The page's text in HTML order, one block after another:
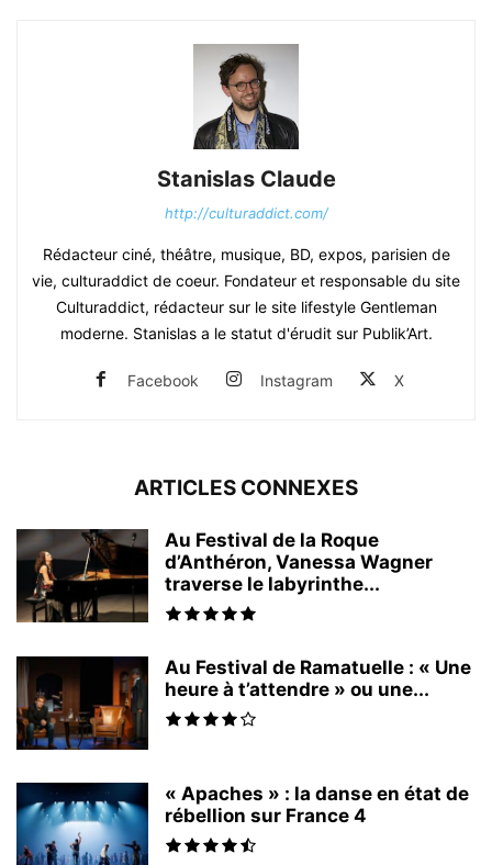
Stanislas Claude
http://culturaddict.com/
Rédacteur ciné, théâtre, musique, BD, expos, parisien de
vie, culturaddict de coeur. Fondateur et responsable du site
Culturaddict, rédacteur sur le site lifestyle Gentleman
moderne. Stanislas a le statut d'érudit sur Publik’Art.
Facebook Instagram X
ARTICLES CONNEXES
Au Festival de la Roque
d’Anthéron, Vanessa Wagner
traverse le labyrinthe...
Au Festival de Ramatuelle : « Une
heure à t’attendre » ou une...
« Apaches » : la danse en état de
rébellion sur France 4